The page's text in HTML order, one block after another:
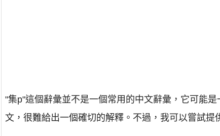
"集p"這個辭彙並不是一個常用的中文辭彙，它可能
文，很難給出一個確切的解釋。不過，我可以嘗試提